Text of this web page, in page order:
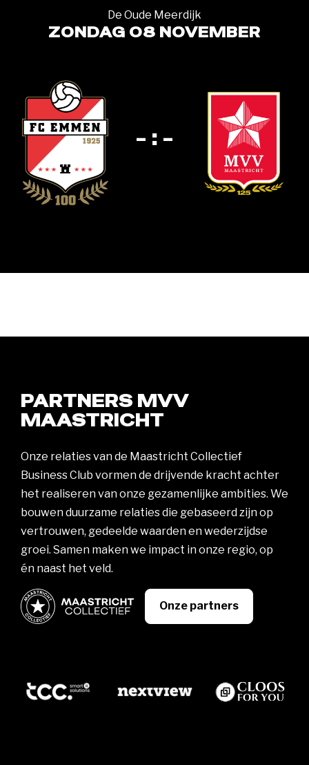
De Oude Meerdijk
ZONDAG 08 NOVEMBER
- : -
PARTNERS MVV
MAASTRICHT
Onze relaties van de Maastricht Collectief
Business Club vormen de drijvende kracht achter
het realiseren van onze gezamenlijke ambities. We
bouwen duurzame relaties die gebaseerd zijn op
vertrouwen, gedeelde waarden en wederzijdse
groei. Samen maken we impact in onze regio, op
én naast het veld.
Onze partners